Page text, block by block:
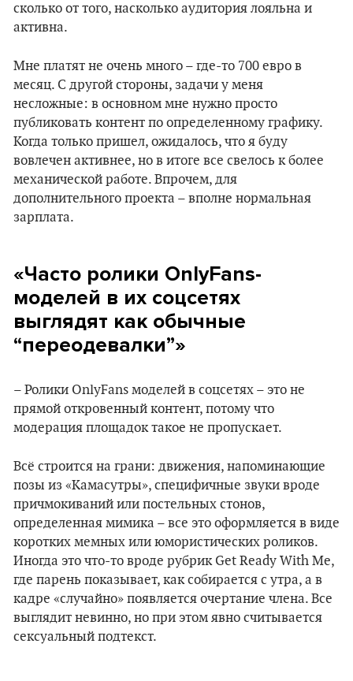
сколько от того, насколько аудитория лояльна и
активна.
Мне платят не очень много – где-то 700 евро в
месяц. С другой стороны, задачи у меня
несложные: в основном мне нужно просто
публиковать контент по определенному графику.
Когда только пришел, ожидалось, что я буду
вовлечен активнее, но в итоге все свелось к более
механической работе. Впрочем, для
дополнительного проекта – вполне нормальная
зарплата.
«Часто ролики OnlyFans-
моделей в их соцсетях
выглядят как обычные
“переодевалки”»
– Ролики OnlyFans моделей в соцсетях – это не
прямой откровенный контент, потому что
модерация площадок такое не пропускает.
Всё строится на грани: движения, напоминающие
позы из «Камасутры», специфичные звуки вроде
причмокиваний или постельных стонов,
определенная мимика – все это оформляется в виде
коротких мемных или юмористических роликов.
Иногда это что-то вроде рубрик Get Ready With Me,
где парень показывает, как собирается с утра, а в
кадре «случайно» появляется очертание члена. Все
выглядит невинно, но при этом явно считывается
сексуальный подтекст.